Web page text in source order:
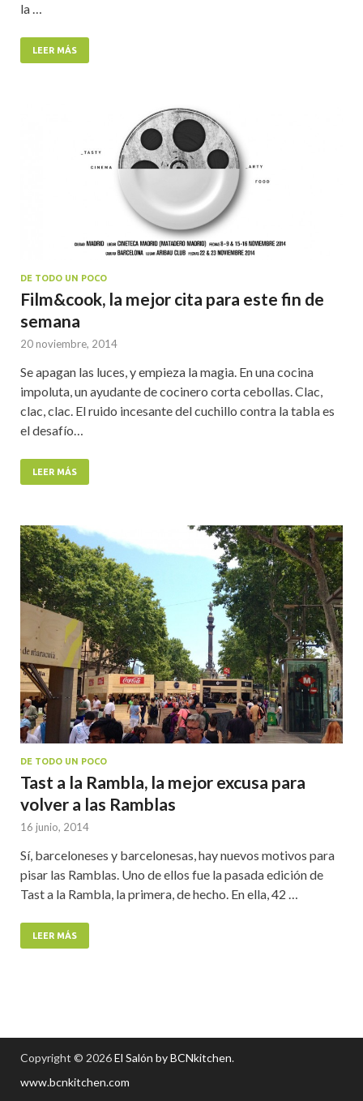
la …
LEER MÁS
DE TODO UN POCO
Film&cook, la mejor cita para este fin de
semana
20 noviembre, 2014
Se apagan las luces, y empieza la magia. En una cocina
impoluta, un ayudante de cocinero corta cebollas. Clac,
clac, clac. El ruido incesante del cuchillo contra la tabla es
el desafío…
LEER MÁS
DE TODO UN POCO
Tast a la Rambla, la mejor excusa para
volver a las Ramblas
16 junio, 2014
Sí, barceloneses y barcelonesas, hay nuevos motivos para
pisar las Ramblas. Uno de ellos fue la pasada edición de
Tast a la Rambla, la primera, de hecho. En ella, 42 …
LEER MÁS
Copyright © 2026El Salón by BCNkitchen.
www.bcnkitchen.com